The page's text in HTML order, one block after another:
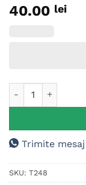
40.00 lei
Trimite
SKU: T248